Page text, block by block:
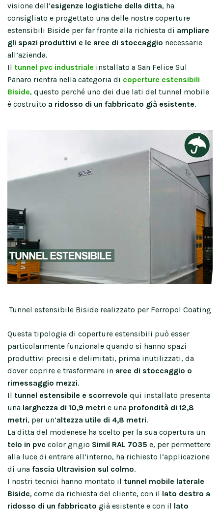
visione dell’esigenze logistiche della ditta, ha
consigliato e progettato una delle nostre coperture
estensibili Biside per far fronte alla richiesta di ampliare
gli spazi produttivi e le aree di stoccaggio necessarie
all’azienda.
Il tunnel pvc industriale installato a San Felice Sul
Panaro rientra nella categoria di coperture estensibili
Biside, questo perché uno dei due lati del tunnel mobile
è costruito a ridosso di un fabbricato già esistente.
Tunnel estensibile Biside realizzato per Ferropol Coating
Questa tipologia di coperture estensibili può esser
particolarmente funzionale quando si hanno spazi
produttivi precisi e delimitati, prima inutilizzati, da
dover coprire e trasformare in aree di stoccaggio o
rimessaggio mezzi.
Il tunnel estensibile e scorrevole qui installato presenta
una larghezza di 10,9 metri e una profondità di 12,8
metri, per un’altezza utile di 4,8 metri.
La ditta del modenese ha scelto per la sua copertura un
telo in pvc color grigio Simil RAL 7035 e, per permettere
alla luce di entrare all’interno, ha richiesto l’applicazione
di una fascia Ultravision sul colmo.
I nostri tecnici hanno montato il tunnel mobile laterale
Biside, come da richiesta del cliente, con il lato destro a
ridosso di un fabbricato già esistente e con il lato